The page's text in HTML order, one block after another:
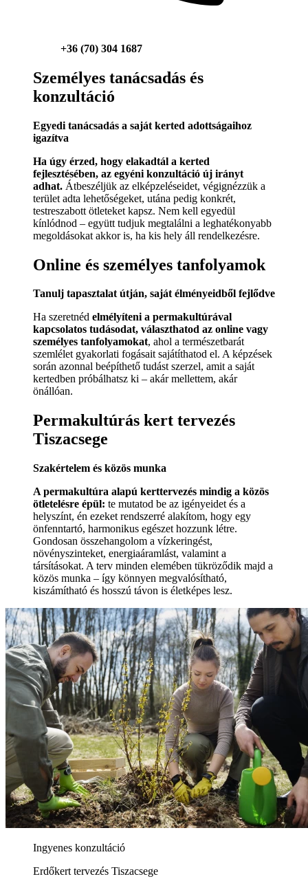
+36 (70) 304 1687
Személyes tanácsadás és
konzultáció
Egyedi tanácsadás a saját kerted adottságaihoz
igazítva
Ha úgy érzed, hogy elakadtál a kerted
fejlesztésében, az egyéni konzultáció új irányt
adhat. Átbeszéljük az elképzeléseidet, végignézzük a
terület adta lehetőségeket, utána pedig konkrét,
testreszabott ötleteket kapsz. Nem kell egyedül
kínlódnod – együtt tudjuk megtalálni a leghatékonyabb
megoldásokat akkor is, ha kis hely áll rendelkezésre.
Online és személyes tanfolyamok
Tanulj tapasztalat útján, saját élményeidből fejlődve
Ha szeretnéd elmélyíteni a permakultúrával
kapcsolatos tudásodat, választhatod az online vagy
személyes tanfolyamokat, ahol a természetbarát
szemlélet gyakorlati fogásait sajátíthatod el. A képzések
során azonnal beépíthető tudást szerzel, amit a saját
kertedben próbálhatsz ki – akár mellettem, akár
önállóan.
Permakultúrás kert tervezés
Tiszacsege
Szakértelem és közös munka
A permakultúra alapú kerttervezés mindig a közös
ötletelésre épül: te mutatod be az igényeidet és a
helyszínt, én ezeket rendszerré alakítom, hogy egy
önfenntartó, harmonikus egészet hozzunk létre.
Gondosan összehangolom a vízkeringést,
növényszinteket, energiaáramlást, valamint a
társításokat. A terv minden elemében tükröződik majd a
közös munka – így könnyen megvalósítható,
kiszámítható és hosszú távon is életképes lesz.
Ingyenes konzultáció
Erdőkert tervezés Tiszacsege